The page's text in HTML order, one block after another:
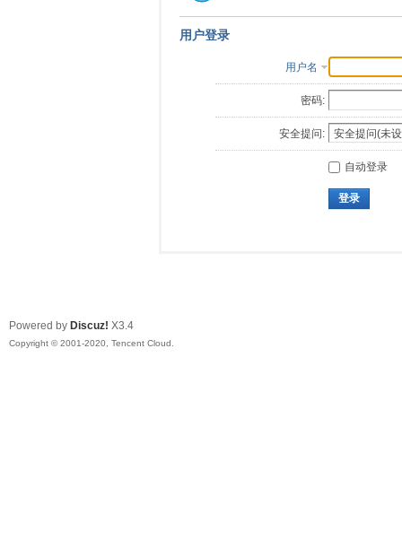
用户登录
用户名
密码:
安全提问:
自动登录
登录
Powered by Discuz! X3.4
Copyright © 2001-2020, Tencent Cloud.